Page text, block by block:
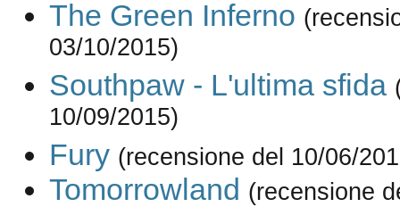
The Green Inferno
03/10/2015)
Southpaw - L'ultima sfida
10/09/2015)
Fury (recensione del 10/06/
Tomorrowland (recensione